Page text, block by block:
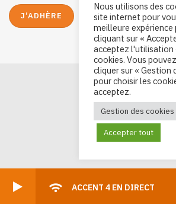
J’ADHÈRE
ACCENT 4 EN DIRECT
Nous utilisons des
site internet pour
meilleure expérience
cliquant sur «
acceptez l'utilisation
cookies. Vous
cliquer sur « Gestion
pour choisir les
acceptez.
Gestion des cookies
Accepter tout